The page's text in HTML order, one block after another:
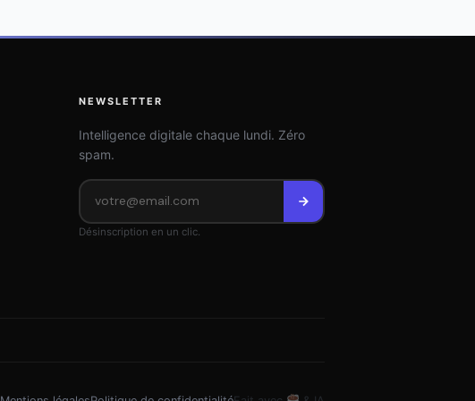
NEWSLETTER
Intelligence digitale chaque lundi. Zéro
spam.
Désinscription en un clic.